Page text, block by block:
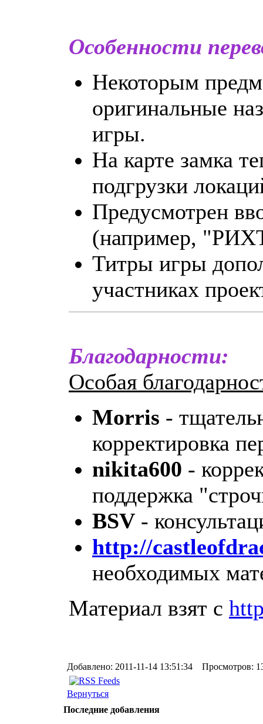
Особенности
Некоторым
оригинальные
игры.
На карте замка
подгрузки
Предусмотрен
(например,
Титры игры
участниках
Благодарности:
Особая
Morris -
корректировка
nikita600 -
поддержка
BSV -
http://
необходимых
Материал взят с
Добавлено: 2011-11-14 13:51:34 Просмотров:
Вернуться
Последние добавления